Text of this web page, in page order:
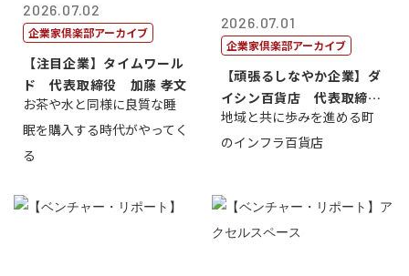
2026.07.02
企業家倶楽部アーカイブ
【注目企業】タイムワール
ド 代表取締役 加藤 孝文
お茶や水と同様に良質な睡
眠を購入する時代がやってく
る
2026.07.01
企業家倶楽部アーカイブ
【頑張るしなやか企業】ダ
イシン百貨店 代表取締役
社長 西山 ...
地域と共に歩みを進める町
のインフラ百貨店